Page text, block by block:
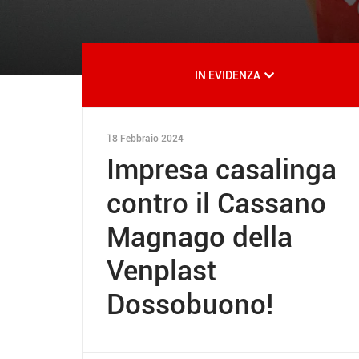
IN EVIDENZA
18 Febbraio 2024
Impresa casalinga
contro il Cassano
Magnago della
Venplast
Dossobuono!